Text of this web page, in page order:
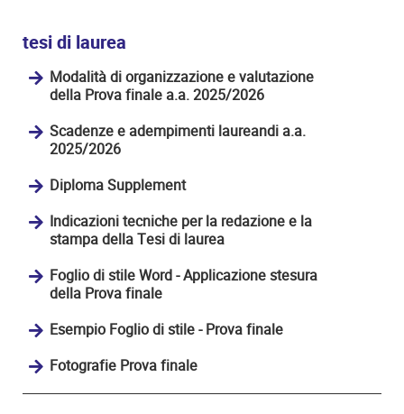
tesi di laurea
Modalità di organizzazione e valutazione
della Prova finale a.a. 2025/2026
Scadenze e adempimenti laureandi a.a.
2025/2026
Diploma Supplement
Indicazioni tecniche per la redazione e la
stampa della Tesi di laurea
Foglio di stile Word - Applicazione stesura
della Prova finale
Esempio Foglio di stile - Prova finale
Fotografie Prova finale